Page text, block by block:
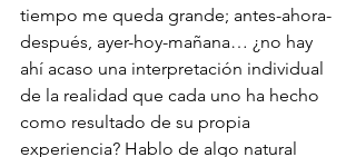
tiempo me queda grande; antes-ahora-
después, ayer-hoy-mañana… ¿no hay
ahí acaso una interpretación individual
de la realidad que cada uno ha hecho
como resultado de su propia
experiencia? Hablo de algo natural